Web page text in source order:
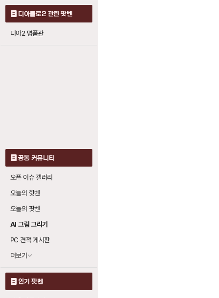
디아블로2 관련 팟벤
디아2 명품관
공통 커뮤니티
오픈 이슈 갤러리
오늘의 핫벤
오늘의 팟벤
AI 그림 그리기
PC 견적 게시판
더보기
인기 팟벤